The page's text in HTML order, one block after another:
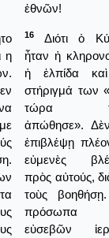
ἐθνῶν!
η
16
Διότι ὁ
ἦταν ἡ
ἡ ἐλπίδα
στήριγμά των
τώρα
ἀπώθησε».
ἐπιβλέψῃ
εὐμενὲς
πρὸς αὐτούς,
τοὺς
πρόσωπα
εὐσεβῶν